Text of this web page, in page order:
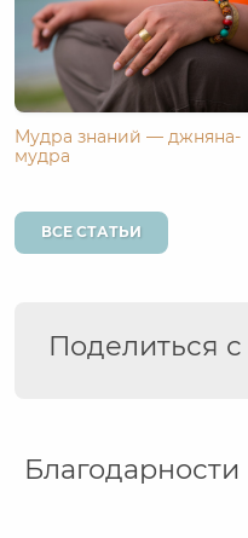
Мудра знаний — джняна-
мудра
ВСЕ СТАТЬИ
Поделиться